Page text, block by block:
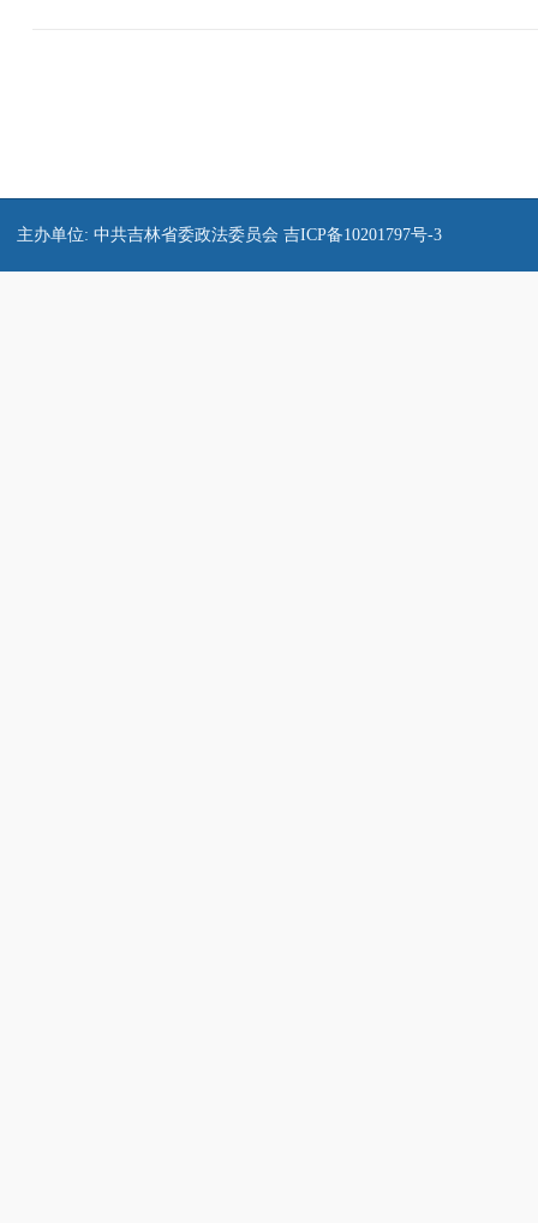
主办单位: 中共吉林省委政法委员会 吉ICP备10201797号-3